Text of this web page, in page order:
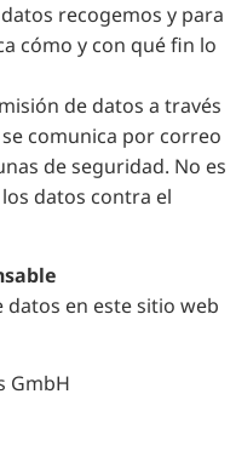
recogemos y para
cómo y con qué fin lo
de datos a través
comunica por correo
de seguridad. No es
datos contra el
en este sitio web
GmbH